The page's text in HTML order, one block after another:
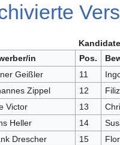
in Pos.
Geißler 11
Zippel 12
Victor 13
Heller 14
Drescher 15